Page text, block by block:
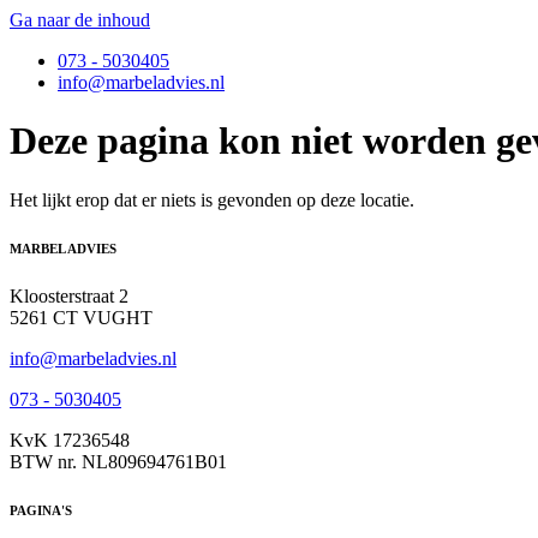
Ga naar de inhoud
073 - 5030405
info@marbeladvies.nl
Deze pagina kon niet worden
Het lijkt erop dat er niets is gevonden op deze locatie.
MARBEL ADVIES
Kloosterstraat 2
5261 CT VUGHT
info@marbeladvies.nl
073 - 5030405
KvK 17236548
BTW nr. NL809694761B01
PAGINA'S